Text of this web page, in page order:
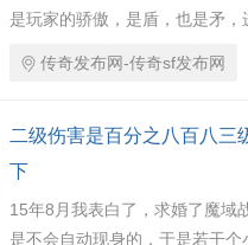
是玩家的骄傲，是盾，也是矛
传奇发布网-传奇sf发布网
二级伤害是百分之八百八三
下
15年8月我表白了，求婚了魔
是不会自动现身的，于是若干